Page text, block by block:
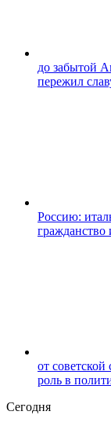
до забытой
пережил
Россию:
гражданство
от
роль в
Сегодня